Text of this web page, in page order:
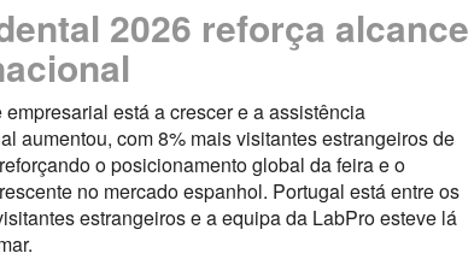
2026 reforça alcance
está a crescer e a assistência
aumentou, com 8% mais visitantes estrangeiros de
o posicionamento global da feira e o
no mercado espanhol. Portugal está entre os
estrangeiros e a equipa da LabPro esteve lá